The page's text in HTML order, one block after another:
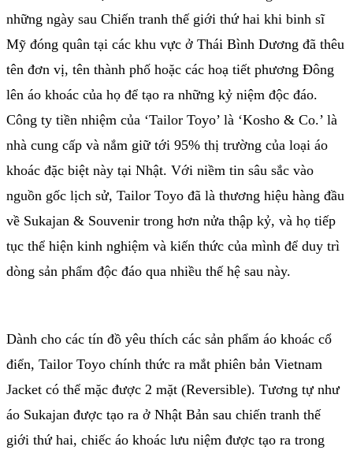
những ngày sau Chiến tranh thế giới thứ hai khi binh sĩ
Mỹ đóng quân tại các khu vực ở Thái Bình Dương đã thêu
tên đơn vị, tên thành phố hoặc các hoạ tiết phương Đông
lên áo khoác của họ để tạo ra những kỷ niệm độc đáo.
Công ty tiền nhiệm của ‘Tailor Toyo’ là ‘Kosho & Co.’ là
nhà cung cấp và nắm giữ tới 95% thị trường của loại áo
khoác đặc biệt này tại Nhật. Với niềm tin sâu sắc vào
nguồn gốc lịch sử, Tailor Toyo đã là thương hiệu hàng đầu
về Sukajan & Souvenir trong hơn nửa thập kỷ, và họ tiếp
tục thể hiện kinh nghiệm và kiến thức của mình để duy trì
dòng sản phẩm độc đáo qua nhiều thế hệ sau này.
Dành cho các tín đồ yêu thích các sản phẩm áo khoác cổ
điển, Tailor Toyo chính thức ra mắt phiên bản Vietnam
Jacket có thể mặc được 2 mặt (Reversible). Tương tự như
áo Sukajan được tạo ra ở Nhật Bản sau chiến tranh thế
giới thứ hai, chiếc áo khoác lưu niệm được tạo ra trong